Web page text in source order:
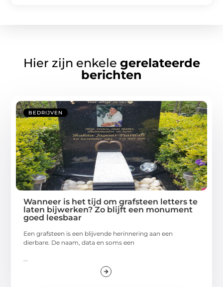
Hier zijn enkele gerelateerde
berichten
BEDRIJVEN
Wanneer is het tijd om grafsteen letters te
laten bijwerken? Zo blijft een monument
goed leesbaar
Een grafsteen is een blijvende herinnering aan een
dierbare. De naam, data en soms een